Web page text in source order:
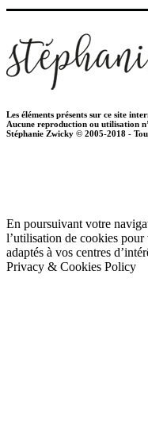
Les éléments présents sur ce site
Aucune reproduction ou utilisation
Stéphanie Zwicky © 2005-2018 -
En poursuivant votre
l’utilisation de cookies pour
adaptés à vos centres
Privacy & Cookies Policy